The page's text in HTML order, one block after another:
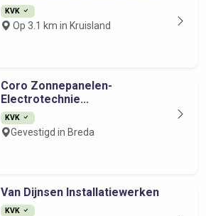
KVK
Op 3.1 km in Kruisland
Coro Zonnepanelen-
Electrotechnie...
KVK
Gevestigd in Breda
Van Dijnsen Installatiewerken
KVK